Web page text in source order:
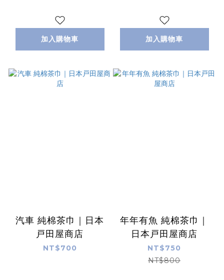
加入購物車 加入購物車
汽車 純棉茶巾｜日本
戸田屋商店
NT$700
年年有魚 純棉茶巾｜
日本戸田屋商店
NT$750
NT$800